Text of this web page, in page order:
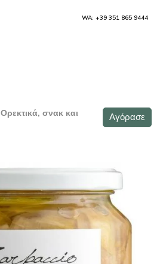
Ορεκτικά, σνακ και
Αγόρασε
WA: +39 351 865 9444